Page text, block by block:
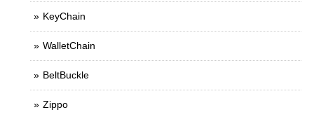
KeyChain
WalletChain
BeltBuckle
Zippo